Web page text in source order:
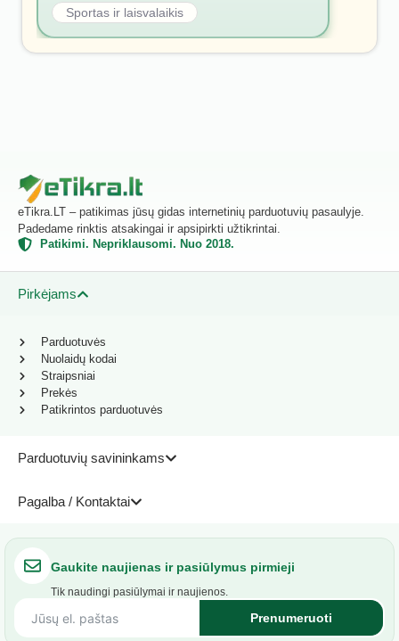
Sportas ir laisvalaikis
eTikra.LT – patikimas jūsų gidas internetinių parduotuvių pasaulyje.
Padedame rinktis atsakingai ir apsipirkti užtikrintai.
Patikimi. Nepriklausomi. Nuo 2018.
Pirkėjams
Parduotuvių savininkams
Pagalba / Kontaktai
Parduotuvės
Nuolaidų kodai
Straipsniai
Prekės
Patikrintos parduotuvės
Gaukite naujienas ir pasiūlymus pirmieji
Tik naudingi pasiūlymai ir naujienos.
Prenumeruoti